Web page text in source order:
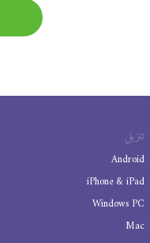
تنزيل
Android
iPhone & iPad
Windows PC
Mac